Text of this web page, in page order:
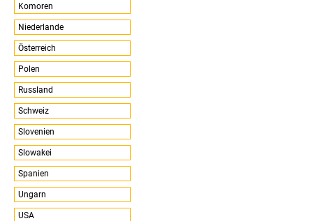
Komoren
Niederlande
Österreich
Polen
Russland
Schweiz
Slovenien
Slowakei
Spanien
Ungarn
USA